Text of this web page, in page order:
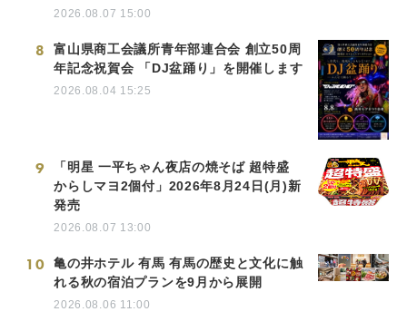
2026.08.07 15:00
8
富山県商工会議所青年部連合会 創立50周
年記念祝賀会 「DJ盆踊り」を開催します
2026.08.04 15:25
9
「明星 一平ちゃん夜店の焼そば 超特盛
からしマヨ2個付」2026年8月24日(月)新
発売
2026.08.07 13:00
10
亀の井ホテル 有馬 有馬の歴史と文化に触
れる秋の宿泊プランを9月から展開
2026.08.06 11:00